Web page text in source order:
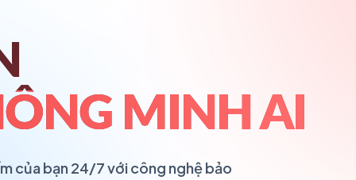
MINH AI
của bạn 24/7 với công nghệ bảo